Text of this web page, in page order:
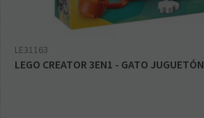
LE31163
LEGO CREATOR 3EN1 - GATO JUGUETÓN